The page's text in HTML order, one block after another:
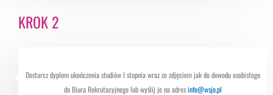
Dostarcz dyplom ukończenia studiów I stopnia wraz ze zdjęciem jak do dowodu osobistego
do Biura Rekrutacyjnego lub wyślij je na adresinfo@wsjo.pl
KROK 2